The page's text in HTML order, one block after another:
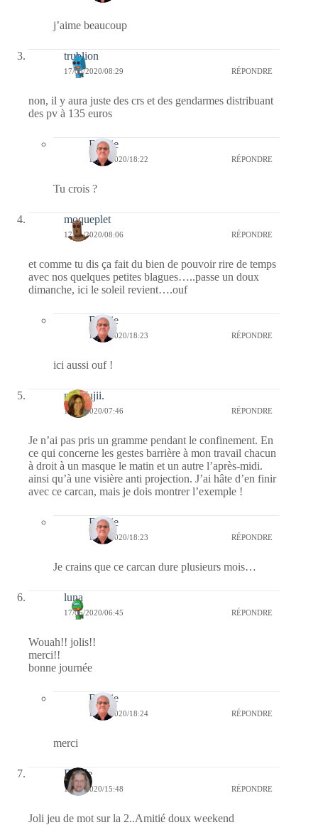
j’aime beaucoup
trublion
17/05/2020/08:29 RÉPONDRE
non, il y aura juste des crs et des gendarmes distribuant
des pv à 135 euros
Bernie
17/05/2020/18:22 RÉPONDRE
Tu crois ?
moqueplet
17/05/2020/08:06 RÉPONDRE
et comme tu dis ça fait du bien de pouvoir rire de temps
avec nos quelques petites blagues…..passe un doux
dimanche, ici le soleil revient….ouf
Bernie
17/05/2020/18:23 RÉPONDRE
ici aussi ouf !
missfujii.
17/05/2020/07:46 RÉPONDRE
Je n’ai pas pris un gramme pendant le confinement. En
ce qui concerne les gestes barrière à mon travail chacun
à droit à un masque le matin et un autre l’après-midi.
ainsi qu’à une visière anti projection. J’ai hâte d’en finir
avec ce carcan, mais je dois montrer l’exemple !
Bernie
17/05/2020/18:23 RÉPONDRE
Je crains que ce carcan dure plusieurs mois…
luna
17/05/2020/06:45 RÉPONDRE
Wouah!! jolis!!
merci!!
bonne journée
Bernie
17/05/2020/18:24 RÉPONDRE
merci
Renée
16/05/2020/15:48 RÉPONDRE
Joli jeu de mot sur la 2..Amitié doux weekend